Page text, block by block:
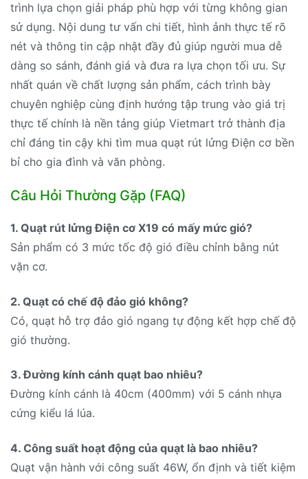
trình lựa chọn giải pháp phù hợp với từng không gian
sử dụng. Nội dung tư vấn chi tiết, hình ảnh thực tế rõ
nét và thông tin cập nhật đầy đủ giúp người mua dễ
dàng so sánh, đánh giá và đưa ra lựa chọn tối ưu. Sự
nhất quán về chất lượng sản phẩm, cách trình bày
chuyên nghiệp cùng định hướng tập trung vào giá trị
thực tế chính là nền tảng giúp Vietmart trở thành địa
chỉ đáng tin cậy khi tìm mua quạt rút lửng Điện cơ bền
bỉ cho gia đình và văn phòng.
Câu Hỏi Thường Gặp (FAQ)
1. Quạt rút lửng Điện cơ X19 có mấy mức gió?
Sản phẩm có 3 mức tốc độ gió điều chỉnh bằng nút
vặn cơ.
2. Quạt có chế độ đảo gió không?
Có, quạt hỗ trợ đảo gió ngang tự động kết hợp chế độ
gió thường.
3. Đường kính cánh quạt bao nhiêu?
Đường kính cánh là 40cm (400mm) với 5 cánh nhựa
cứng kiểu lá lúa.
4. Công suất hoạt động của quạt là bao nhiêu?
Quạt vận hành với công suất 46W, ổn định và tiết kiệm